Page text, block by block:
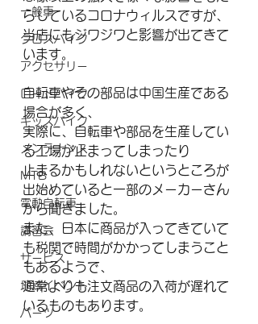
一般車
クロスバイク
アクセサリー
ロードバイク
キッズバイク
メンテナンス
MTB
電動自転車
講習会
サービス
地域イベント
パーツ
らしているコロナウィルスですが、
当店にもジワジワと影響が出てきて
います。
自転車やその部品は中国生産である
場合が多く、
実際に、自転車や部品を生産してい
る工場が止まってしまったり
止まるかもしれないというところが
出始めていると一部のメーカーさん
から聞きました。
また、日本に商品が入ってきていて
も税関で時間がかかってしまうこと
もあるようで、
通常よりも注文商品の入荷が遅れて
いるものもあります。